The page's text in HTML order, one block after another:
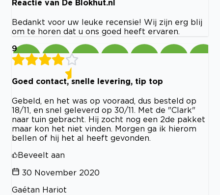
Reactie van De Blokhut.nl
Bedankt voor uw leuke recensie! Wij zijn erg blij
om te horen dat u ons goed heeft ervaren.
9
Goed contact, snelle levering, tip top
Gebeld, en het was op vooraad, dus besteld op
18/11, en snel geleverd op 30/11. Met de "Clark"
naar tuin gebracht. Hij zocht nog een 2de pakket
maar kon het niet vinden. Morgen ga ik hierom
bellen of hij het al heeft gevonden.
Beveelt aan
30 November 2020
Gaétan Hariot